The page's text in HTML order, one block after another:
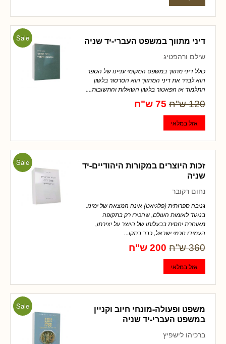
Sale דיני מתווך במשפט העברי-יד שניה
שילם ורהפטיג
כולל דיני מתווך במשפט המקומי עניינו של הספר
הוא לברר את דיני המתווך הוא הסרסור בלשון
התלמוד או הפאטור בלשון השאלות והתשובות....
120 ש"ח 75 ש"ח
Sale
זכות היוצרים במקורות היהודיים-יד
שניה
נחום רקובר
גניבה ספרותית (פלגיאט) אינה המצאה של ימינו.
בניגוד לאומות העולם, שהכירו רק בתקופה
מאוחרת יחסית בבעלותו של היוצר על יצירתו,
העמידו חכמי ישראל, כבר בתקו...
360 ש"ח 200 ש"ח
Sale
משפט ופעולה-מונחי חיוב וקניין
במשפט העברי-יד שניה
ברכיהו לישפיץ